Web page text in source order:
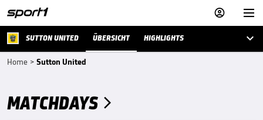


SUTTON UNITED ÜBERSICHT HIGHLIGHTS 
Home > Sutton United
MATCHDAYS 